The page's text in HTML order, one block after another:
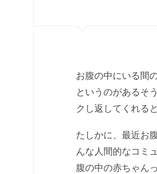
お腹の中にいる間
というのがあるそ
クし返してくれる
たしかに、最近お
んな人間的なコミ
腹の中の赤ちゃん